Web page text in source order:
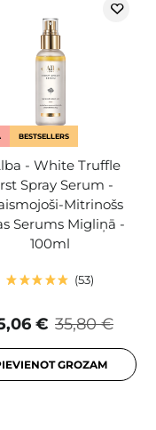
BESTSELLERS
- White Truffle
Spray Serum -
Mitrinošs
Serums Migliņā -
100ml
53
35,80 €
€
GROZAM